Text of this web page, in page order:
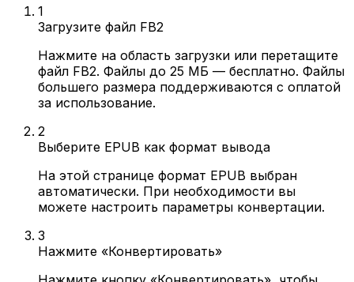
1
Загрузите файл FB2
Нажмите на область загрузки или перетащите
файл FB2. Файлы до 25 МБ — бесплатно. Файлы
большего размера поддерживаются с оплатой
за использование.
2
Выберите EPUB как формат вывода
На этой странице формат EPUB выбран
автоматически. При необходимости вы
можете настроить параметры конвертации.
3
Нажмите «Конвертировать»